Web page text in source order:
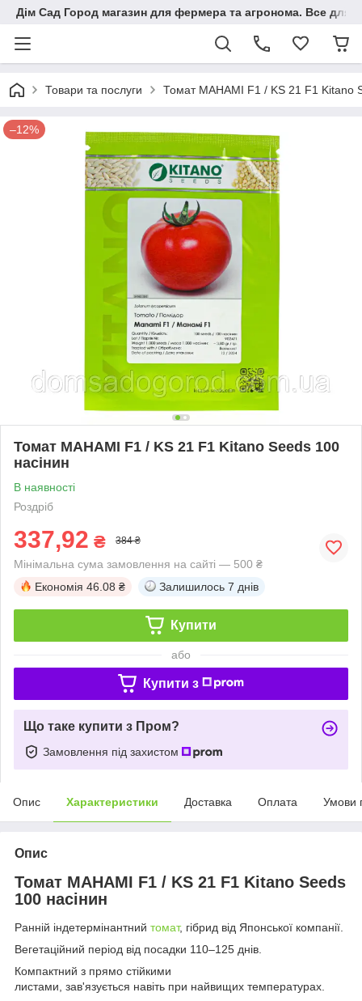
Дім Сад Город магазин для фермера та агронома. Все для
Товари та послуги Томат МАНАМІ F1 / KS 21 F1 Kitano
–12%
Томат МАНАМІ F1 / KS 21 F1 Kitano Seeds 100
насінин
В наявності
Роздріб
337,92 ₴ 384 ₴
Мінімальна сума замовлення на сайті — 500 ₴
Економія 46.08 ₴ Залишилось 7 днів
Купити
або
Купити з
Що таке купити з Пром?
Замовлення під захистом
Опис Характеристики Доставка Оплата Умови
Опис
Томат МАНАМІ F1 / KS 21 F1 Kitano Seeds
100 насінин
Ранній індетермінантний томат, гібрид від Японської компанії.
Вегетаційний період від посадки 110–125 днів.
Компактний з прямо стійкими
листами, зав'язується навіть при найвищих температурах.